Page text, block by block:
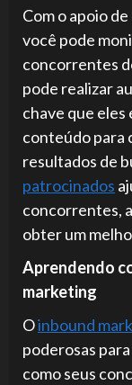
Com o apoio de
você pode
concorrentes
pode realizar
chave que eles
conteúdo para
resultados de
patrocinados
concorrentes,
obter um
Aprendendo
marketing
Oinbound
poderosas
como seus